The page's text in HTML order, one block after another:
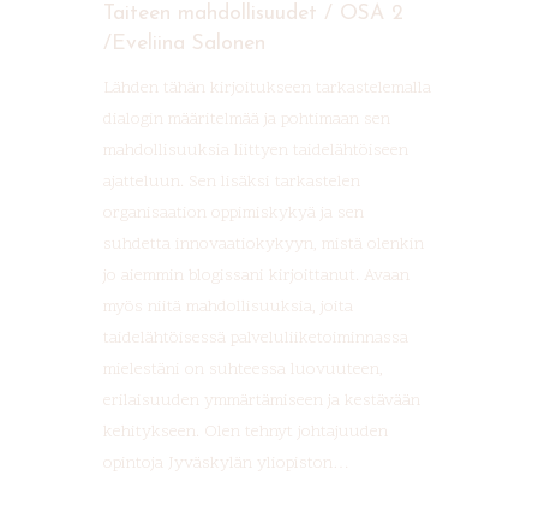
Taiteen mahdollisuudet / OSA 2
/Eveliina Salonen
Lähden tähän kirjoitukseen tarkastelemalla
dialogin määritelmää ja pohtimaan sen
mahdollisuuksia liittyen taidelähtöiseen
ajatteluun. Sen lisäksi tarkastelen
organisaation oppimiskykyä ja sen
suhdetta innovaatiokykyyn, mistä olenkin
jo aiemmin blogissani kirjoittanut. Avaan
myös niitä mahdollisuuksia, joita
taidelähtöisessä palveluliiketoiminnassa
mielestäni on suhteessa luovuuteen,
erilaisuuden ymmärtämiseen ja kestävään
kehitykseen. Olen tehnyt johtajuuden
opintoja Jyväskylän yliopiston…